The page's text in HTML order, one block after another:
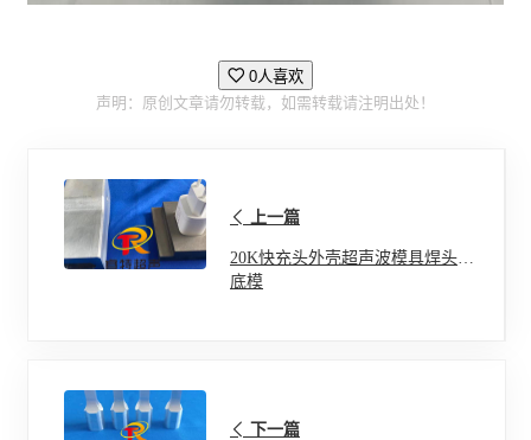
0人喜欢
声明：原创文章请勿转载，如需转载请注明出处！
上一篇
20K快充头外壳超声波模具焊头和
底模
下一篇